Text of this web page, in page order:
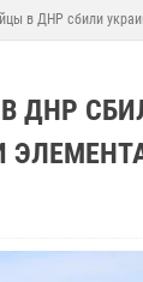
в ДНР сбили
ДНР